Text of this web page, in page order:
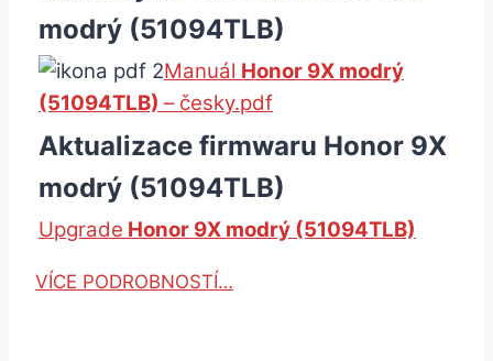
modrý (51094TLB)
Manuál Honor 9X modrý
(51094TLB) – česky.pdf
Aktualizace firmwaru Honor 9X
modrý (51094TLB)
Upgrade Honor 9X modrý (51094TLB)
VÍCE PODROBNOSTÍ…